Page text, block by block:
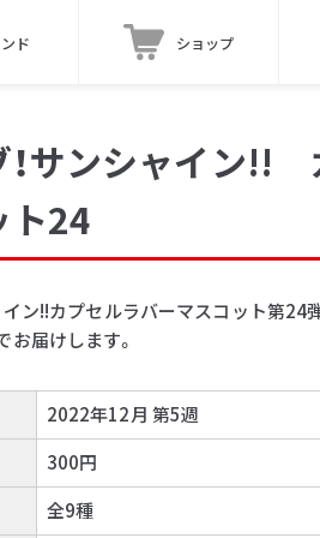
ド ショップ
！サンシャイン!!
ト24
イン!!カプセルラバーマスコット第24
届けします。
2022年12月 第5週
300円
全9種